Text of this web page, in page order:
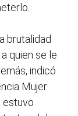
brutalidad
quien se le
indicó
Mujer
estuvo